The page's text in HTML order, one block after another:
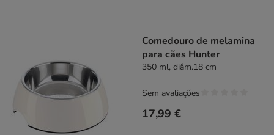
Comedouro de melamina
para cães Hunter
350 ml, diâm.18 cm
17,99 €
Sem avaliações